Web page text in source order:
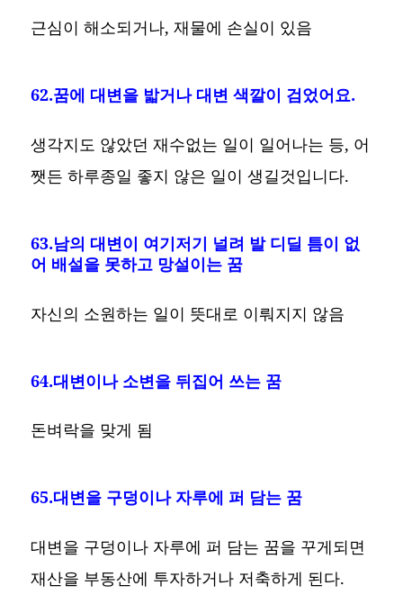
근심이 해소되거나, 재물에 손실이 있음
62.꿈에 대변을 밟거나 대변 색깔이 검었어요.
생각지도 않았던 재수없는 일이 일어나는 등, 어
쨋든 하루종일 좋지 않은 일이 생길것입니다.
63.남의 대변이 여기저기 널려 발 디딜 틈이 없
어 배설을 못하고 망설이는 꿈
자신의 소원하는 일이 뜻대로 이뤄지지 않음
64.대변이나 소변을 뒤집어 쓰는 꿈
돈벼락을 맞게 됨
65.대변을 구덩이나 자루에 퍼 담는 꿈
대변을 구덩이나 자루에 퍼 담는 꿈을 꾸게되면
재산을 부동산에 투자하거나 저축하게 된다.